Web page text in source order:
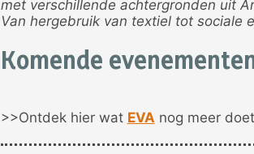
met verschillende achtergronden uit
Van hergebruik van textiel tot sociale
Komende
>>Ontdek hier wat EVA nog meer